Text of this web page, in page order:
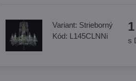
Variant: Strieborný
Kód: L145CLNNi
s